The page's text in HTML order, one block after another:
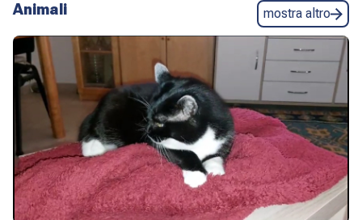
Animali mostra altro